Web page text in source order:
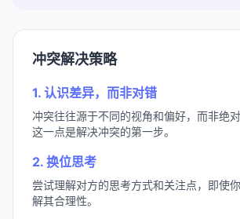
冲突解决策略
1. 认识差异，而非对错
冲突往往源于不同的视角和偏好，而非绝
这一点是解决冲突的第一步。
2. 换位思考
尝试理解对方的思考方式和关注点，即使
解其合理性。